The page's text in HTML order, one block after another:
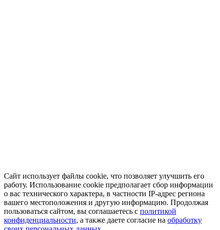
Сайт использует файлы cookie, что позволяет улучшить его
работу. Использование cookie предполагает сбор информации
о вас технического характера, в частности IP-адрес региона
вашего местоположения и другую информацию. Продолжая
пользоваться сайтом, вы соглашаетесь с политикой
конфиденциальности, а также даете согласие на обработку